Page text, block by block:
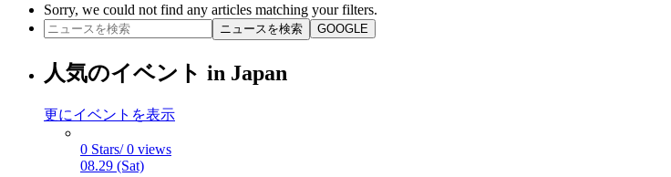
Sorry, we could not find any articles matching your filters.
ニュースを検索 GOOGLE
人気のイベント in Japan
更にイベントを表示
0 Stars/ 0 views
08.29 (Sat)